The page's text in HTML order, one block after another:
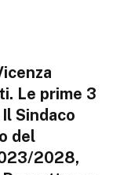
Le prime 3
Sindaco
del
2028,